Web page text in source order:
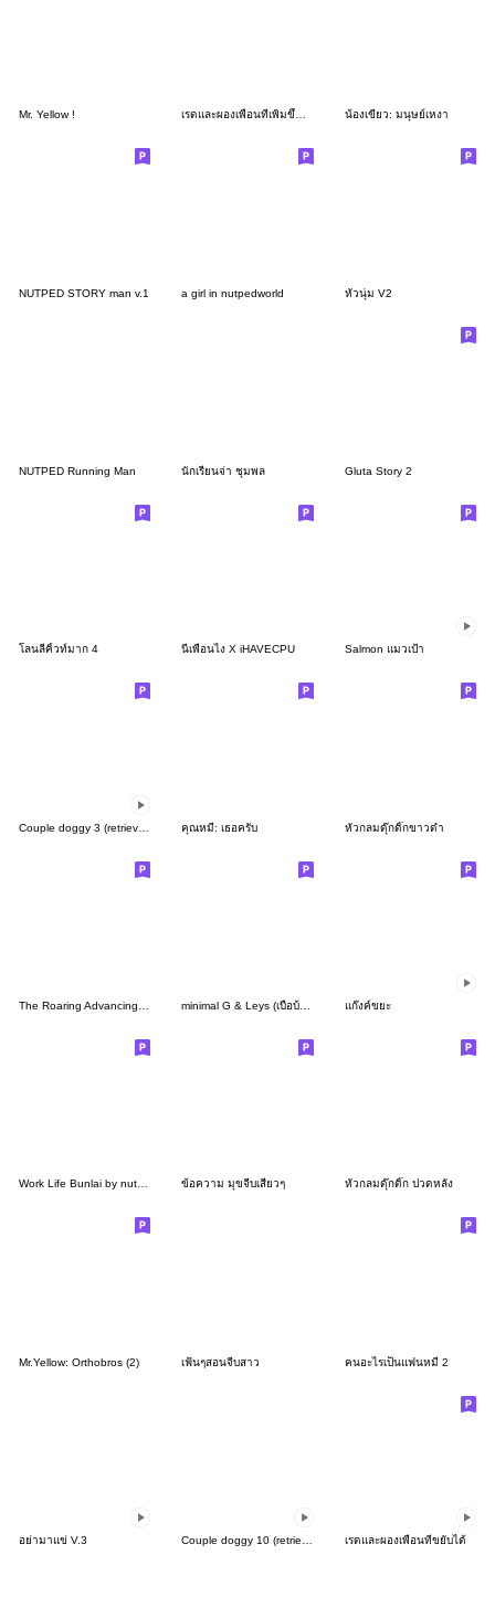
Mr. Yellow ! เรดและผองเพื่อนที่เพิ่มขึ้นอีกนิดนึง น้องเขียว: มนุษย์เหงา
NUTPED STORY man v.1 a girl in nutpedworld หัวนุ่ม V2
NUTPED Running Man นักเรียนจ่า ชุมพล Gluta Story 2
โลนลี่คิ้วท์มาก 4 นี่เพื่อนไง X iHAVECPU Salmon แมวเป้า
คุณหมี: เธอครับ หัวกลมดุ๊กดิ๊กขาวดำ
แก๊งค์ขยะ
Work Life Bunlai by nutped ข้อความ มุขจีบเสี่ยวๆ หัวกลมดุ๊กดิ๊ก ปวดหลัง
Mr.Yellow: Orthobros (2) เฟ้นๆสอนจีบสาว คนอะไรเป็นแฟนหมี 2
อย่ามาแข่ V.3 เรดและผองเพื่อนที่ขยับได้